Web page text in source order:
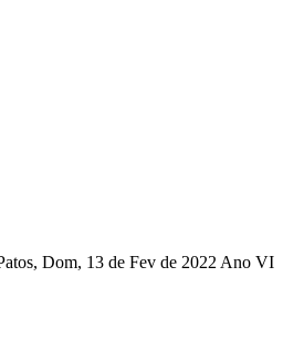
Dom, 13 de Fev de 2022 Ano VI